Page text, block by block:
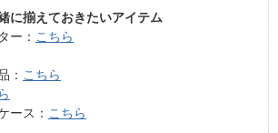
に揃えておきたいアイテム
ー： こちら
： こちら
ース： こちら